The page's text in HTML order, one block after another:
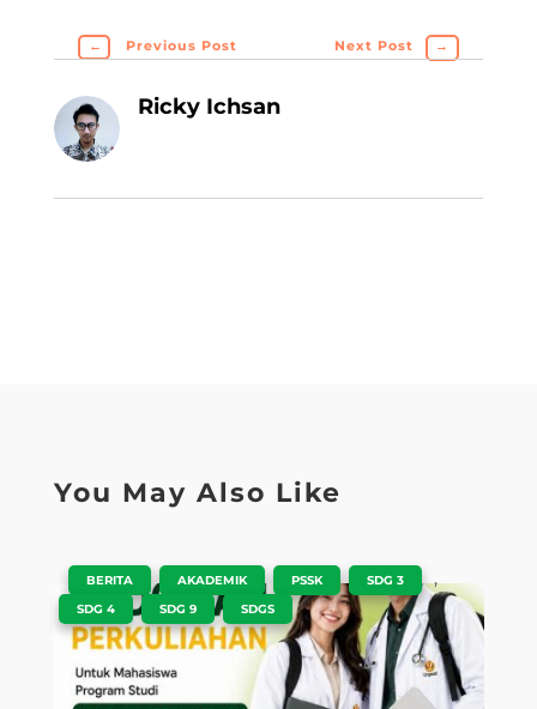
← Previous Post Next Post →
Ricky Ichsan
You May Also Like
BERITA AKADEMIK PSSK SDG 3 ,
SDG 4 SDG 9 SDGS